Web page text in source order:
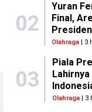
02
Yuran
Final,
Olahraga | 3
03
Piala
Olahraga| 3